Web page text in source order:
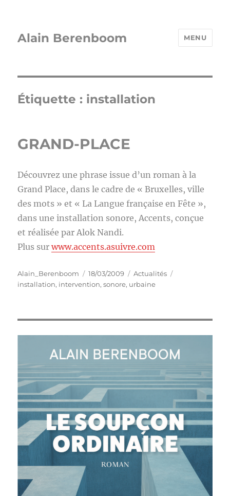
Alain Berenboom MENU
Étiquette : installation
GRAND-PLACE
Découvrez une phrase issue d’un roman à la
Grand Place, dans le cadre de « Bruxelles, ville
des mots » et « La Langue française en Fête »,
dans une installation sonore, Accents, conçue
et réalisée par Alok Nandi.
Plus surwww.accents.asuivre.com
Auteur
Alain_Berenboom
Publié
le
18/03/2009 Catégories
Actualités
installation, intervention,sonore, urbaine